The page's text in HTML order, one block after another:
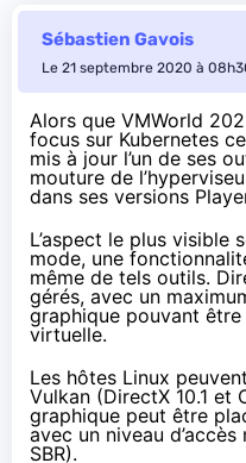
Sébastien Gavois
Le 21 septembre 2020 à
Alors que VMWorld
focus sur Kubernetes
mis à jour l’un de ses
mouture de
dans ses versions
L’aspect le plus visible
mode, une
même de tels outils.
gérés, avec un
graphique pouvant
virtuelle.
Les hôtes Linux
Vulkan (DirectX 10.1 et
graphique peut être
avec un niveau
SBR).